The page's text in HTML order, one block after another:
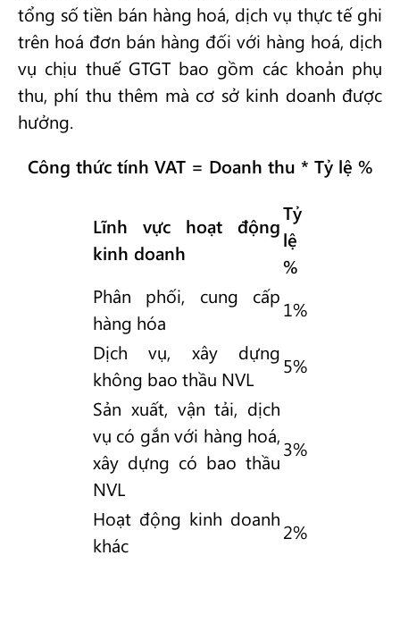
tổng số tiền bán hàng hoá, dịch vụ thực tế ghi
trên hoá đơn bán hàng đối với hàng hoá, dịch
vụ chịu thuế GTGT bao gồm các khoản phụ
thu, phí thu thêm mà cơ sở kinh doanh được
hưởng.
Công thức tính VAT = Doanh thu * Tỷ lệ %
Lĩnh vực hoạt động
kinh doanh
Tỷ
lệ
%
Phân phối, cung cấp
hàng hóa
1%
Dịch vụ, xây dựng
không bao thầu NVL
5%
Sản xuất, vận tải, dịch
vụ có gắn với hàng hoá,
xây dựng có bao thầu
NVL
3%
Hoạt động kinh doanh
khác
2%